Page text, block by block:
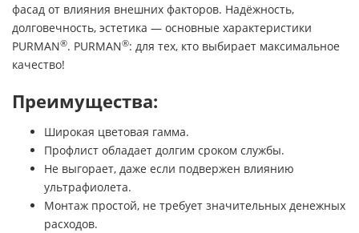
фасад от влияния внешних факторов. Надёжность,
долговечность, эстетика — основные характеристики
PURMAN®. PURMAN®: для тех, кто выбирает максимальное
качество!
Преимущества:
Широкая цветовая гамма.
Профлист обладает долгим сроком службы.
Не выгорает, даже если подвержен влиянию
ультрафиолета.
Монтаж простой, не требует значительных денежных
расходов.